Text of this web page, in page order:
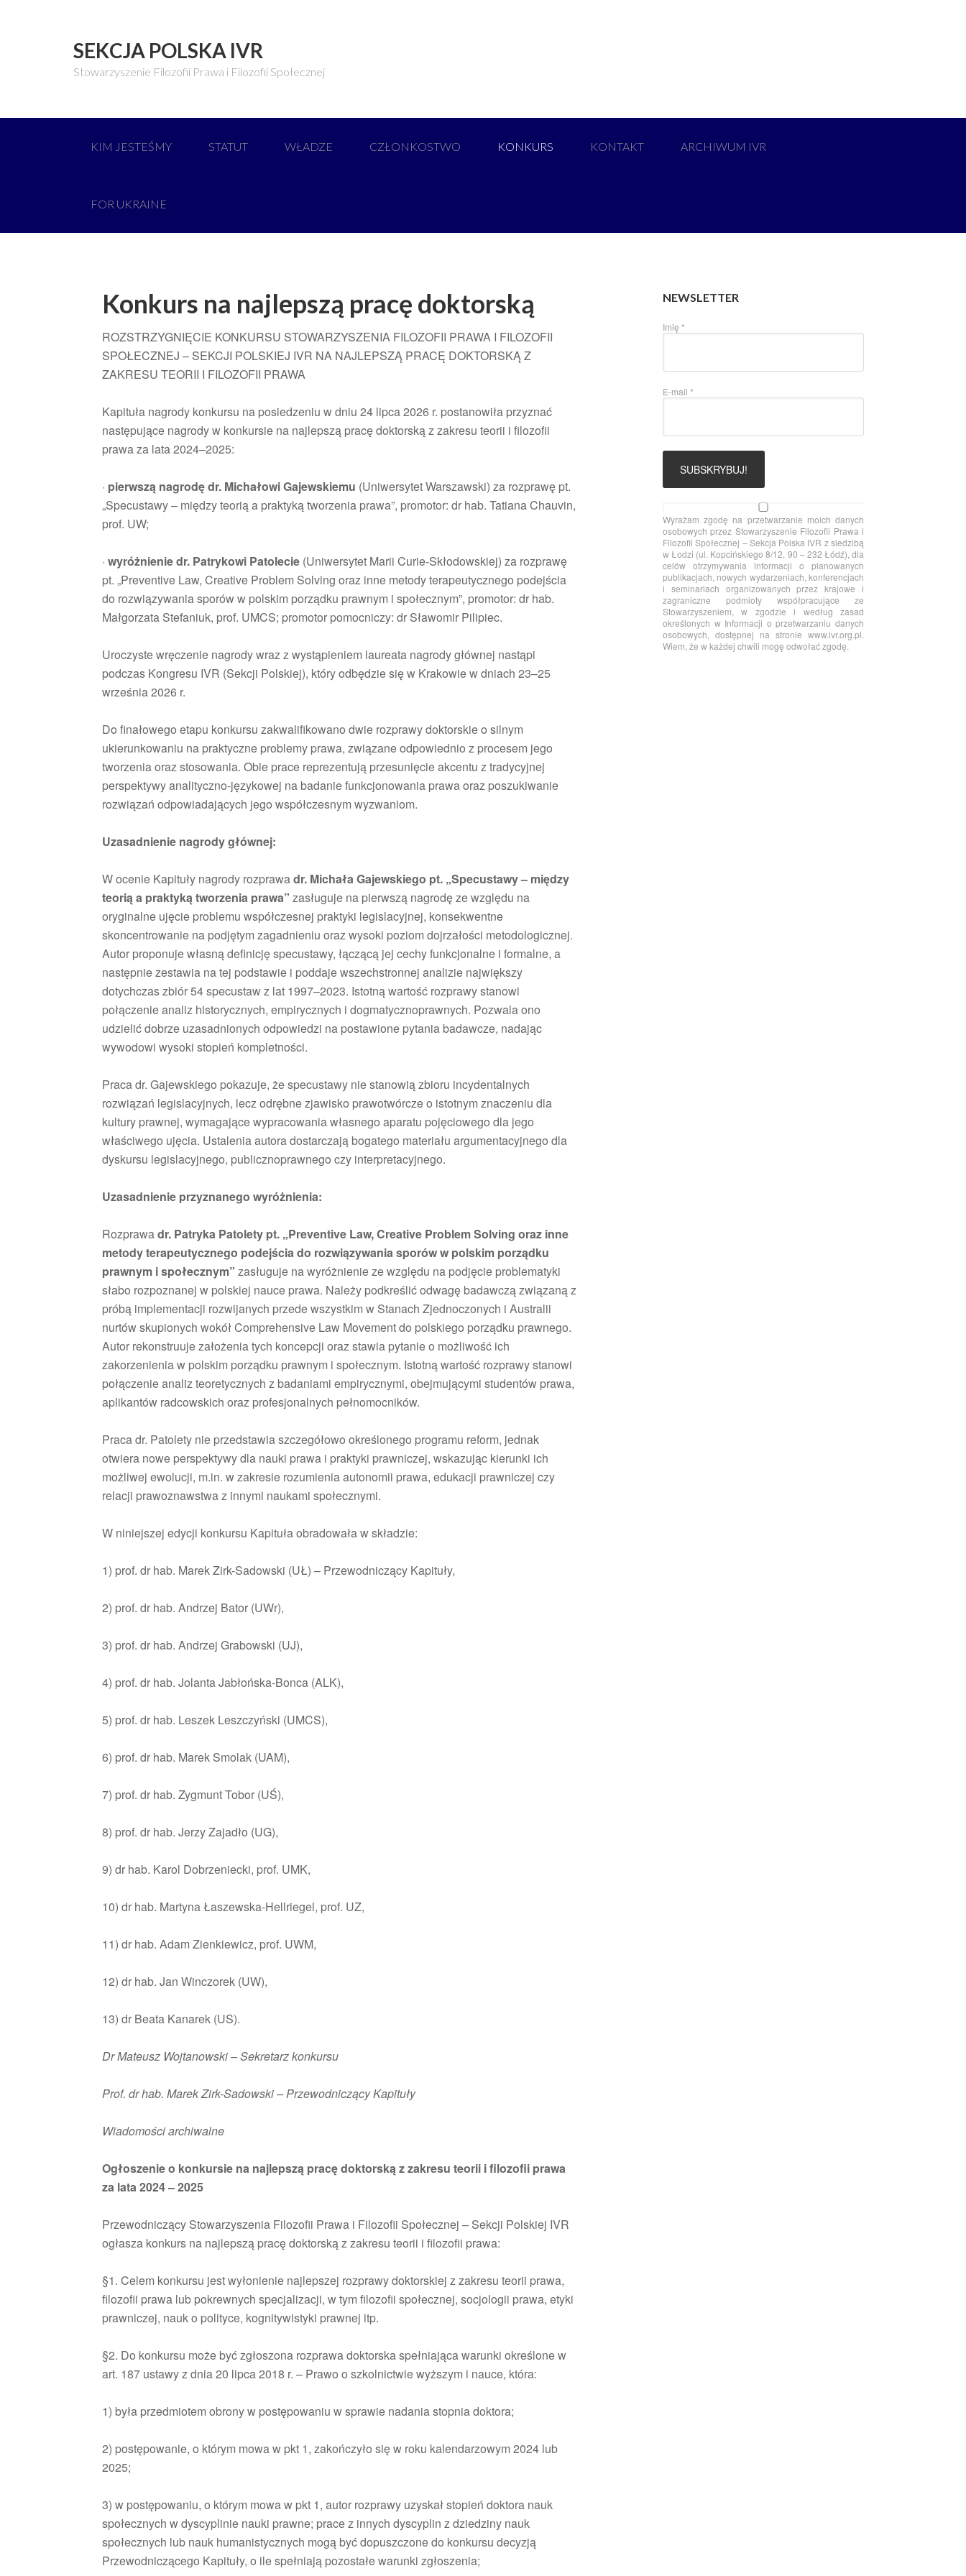
SEKCJA POLSKA IVR
Stowarzyszenie Filozofii Prawa i Filozofii Społecznej
KIM JESTEŚMY STATUT WŁADZE CZŁONKOSTWO KONKURS KONTAKT ARCHIWUM IVR
FOR UKRAINE
Konkurs na najlepszą pracę doktorską
ROZSTRZYGNIĘCIE KONKURSU STOWARZYSZENIA FILOZOFII PRAWA I FILOZOFII
SPOŁECZNEJ – SEKCJI POLSKIEJ IVR NA NAJLEPSZĄ PRACĘ DOKTORSKĄ Z
ZAKRESU TEORII I FILOZOFII PRAWA
Kapituła nagrody konkursu na posiedzeniu w dniu 24 lipca 2026 r. postanowiła przyznać
następujące nagrody w konkursie na najlepszą pracę doktorską z zakresu teorii i filozofii
prawa za lata 2024–2025:
· pierwszą nagrodę dr. Michałowi Gajewskiemu (Uniwersytet Warszawski) za rozprawę pt.
„Specustawy – między teorią a praktyką tworzenia prawa”, promotor: dr hab. Tatiana Chauvin,
prof. UW;
· wyróżnienie dr. Patrykowi Patolecie (Uniwersytet Marii Curie-Skłodowskiej) za rozprawę
pt. „Preventive Law, Creative Problem Solving oraz inne metody terapeutycznego podejścia
do rozwiązywania sporów w polskim porządku prawnym i społecznym”, promotor: dr hab.
Małgorzata Stefaniuk, prof. UMCS; promotor pomocniczy: dr Sławomir Pilipiec.
Uroczyste wręczenie nagrody wraz z wystąpieniem laureata nagrody głównej nastąpi
podczas Kongresu IVR (Sekcji Polskiej), który odbędzie się w Krakowie w dniach 23–25
września 2026 r.
Do finałowego etapu konkursu zakwalifikowano dwie rozprawy doktorskie o silnym
ukierunkowaniu na praktyczne problemy prawa, związane odpowiednio z procesem jego
tworzenia oraz stosowania. Obie prace reprezentują przesunięcie akcentu z tradycyjnej
perspektywy analityczno-językowej na badanie funkcjonowania prawa oraz poszukiwanie
rozwiązań odpowiadających jego współczesnym wyzwaniom.
Uzasadnienie nagrody głównej:
W ocenie Kapituły nagrody rozprawadr. Michała Gajewskiego pt. „Specustawy – między
teorią a praktyką tworzenia prawa” zasługuje na pierwszą nagrodę ze względu na
oryginalne ujęcie problemu współczesnej praktyki legislacyjnej, konsekwentne
skoncentrowanie na podjętym zagadnieniu oraz wysoki poziom dojrzałości metodologicznej.
Autor proponuje własną definicję specustawy, łączącą jej cechy funkcjonalne i formalne, a
następnie zestawia na tej podstawie i poddaje wszechstronnej analizie największy
dotychczas zbiór 54 specustaw z lat 1997–2023. Istotną wartość rozprawy stanowi
połączenie analiz historycznych, empirycznych i dogmatycznoprawnych. Pozwala ono
udzielić dobrze uzasadnionych odpowiedzi na postawione pytania badawcze, nadając
wywodowi wysoki stopień kompletności.
Praca dr. Gajewskiego pokazuje, że specustawy nie stanowią zbioru incydentalnych
rozwiązań legislacyjnych, lecz odrębne zjawisko prawotwórcze o istotnym znaczeniu dla
kultury prawnej, wymagające wypracowania własnego aparatu pojęciowego dla jego
właściwego ujęcia. Ustalenia autora dostarczają bogatego materiału argumentacyjnego dla
dyskursu legislacyjnego, publicznoprawnego czy interpretacyjnego.
Uzasadnienie przyznanego wyróżnienia:
Rozprawadr. Patryka Patolety pt. „Preventive Law, Creative Problem Solving oraz inne
metody terapeutycznego podejścia do rozwiązywania sporów w polskim porządku
prawnym i społecznym” zasługuje na wyróżnienie ze względu na podjęcie problematyki
słabo rozpoznanej w polskiej nauce prawa. Należy podkreślić odwagę badawczą związaną z
próbą implementacji rozwijanych przede wszystkim w Stanach Zjednoczonych i Australii
nurtów skupionych wokół Comprehensive Law Movement do polskiego porządku prawnego.
Autor rekonstruuje założenia tych koncepcji oraz stawia pytanie o możliwość ich
zakorzenienia w polskim porządku prawnym i społecznym. Istotną wartość rozprawy stanowi
połączenie analiz teoretycznych z badaniami empirycznymi, obejmującymi studentów prawa,
aplikantów radcowskich oraz profesjonalnych pełnomocników.
Praca dr. Patolety nie przedstawia szczegółowo określonego programu reform, jednak
otwiera nowe perspektywy dla nauki prawa i praktyki prawniczej, wskazując kierunki ich
możliwej ewolucji, m.in. w zakresie rozumienia autonomii prawa, edukacji prawniczej czy
relacji prawoznawstwa z innymi naukami społecznymi.
W niniejszej edycji konkursu Kapituła obradowała w składzie:
1) prof. dr hab. Marek Zirk-Sadowski (UŁ) – Przewodniczący Kapituły,
2) prof. dr hab. Andrzej Bator (UWr),
3) prof. dr hab. Andrzej Grabowski (UJ),
4) prof. dr hab. Jolanta Jabłońska-Bonca (ALK),
5) prof. dr hab. Leszek Leszczyński (UMCS),
6) prof. dr hab. Marek Smolak (UAM),
7) prof. dr hab. Zygmunt Tobor (UŚ),
8) prof. dr hab. Jerzy Zajadło (UG),
9) dr hab. Karol Dobrzeniecki, prof. UMK,
10) dr hab. Martyna Łaszewska-Hellriegel, prof. UZ,
11) dr hab. Adam Zienkiewicz, prof. UWM,
12) dr hab. Jan Winczorek (UW),
13) dr Beata Kanarek (US).
Dr Mateusz Wojtanowski – Sekretarz konkursu
Prof. dr hab. Marek Zirk-Sadowski – Przewodniczący Kapituły
Wiadomości archiwalne
Ogłoszenie o konkursie na najlepszą pracę doktorską z zakresu teorii i filozofii prawa
za lata 2024 – 2025
Przewodniczący Stowarzyszenia Filozofii Prawa i Filozofii Społecznej – Sekcji Polskiej IVR
ogłasza konkurs na najlepszą pracę doktorską z zakresu teorii i filozofii prawa:
§1. Celem konkursu jest wyłonienie najlepszej rozprawy doktorskiej z zakresu teorii prawa,
filozofii prawa lub pokrewnych specjalizacji, w tym filozofii społecznej, socjologii prawa, etyki
prawniczej, nauk o polityce, kognitywistyki prawnej itp.
§2. Do konkursu może być zgłoszona rozprawa doktorska spełniająca warunki określone w
art. 187 ustawy z dnia 20 lipca 2018 r. – Prawo o szkolnictwie wyższym i nauce, która:
1) była przedmiotem obrony w postępowaniu w sprawie nadania stopnia doktora;
2) postępowanie, o którym mowa w pkt 1, zakończyło się w roku kalendarzowym 2024 lub
2025;
3) w postępowaniu, o którym mowa w pkt 1, autor rozprawy uzyskał stopień doktora nauk
społecznych w dyscyplinie nauki prawne; prace z innych dyscyplin z dziedziny nauk
społecznych lub nauk humanistycznych mogą być dopuszczone do konkursu decyzją
Przewodniczącego Kapituły, o ile spełniają pozostałe warunki zgłoszenia;
NEWSLETTER
Imię *
E-mail *
Wyrażam zgodę na przetwarzanie moich danych
osobowych przez Stowarzyszenie Filozofii Prawa i
Filozofii Społecznej – Sekcja Polska IVR z siedzibą
w Łodzi (ul. Kopcińskiego 8/12, 90 – 232 Łódź), dla
celów otrzymywania informacji o planowanych
publikacjach, nowych wydarzeniach, konferencjach
i seminariach organizowanych przez krajowe i
zagraniczne podmioty współpracujące ze
Stowarzyszeniem, w zgodzie i według zasad
określonych w Informacji o przetwarzaniu danych
osobowych, dostępnej na stronie www.ivr.org.pl.
Wiem, że w każdej chwili mogę odwołać zgodę.